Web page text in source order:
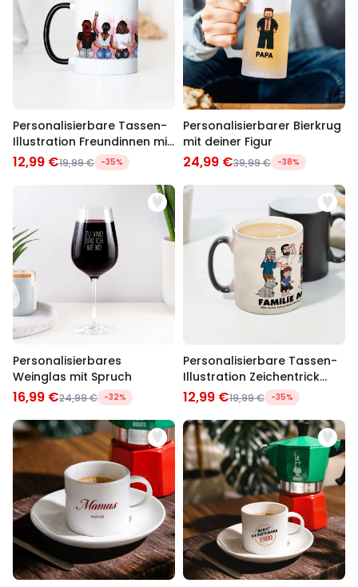
Personalisierbare Tassen-
Illustration Freundinnen mit
Text
12,99 €19,99 € -35%
Personalisierbarer Bierkrug
mit deiner Figur
24,99 €39,99 € -38%
Personalisierbares
Weinglas mit Spruch
16,99 €24,99 € -32%
Personalisierbare Tassen-
Illustration Zeichentrick
Familie
12,99 €19,99 € -35%